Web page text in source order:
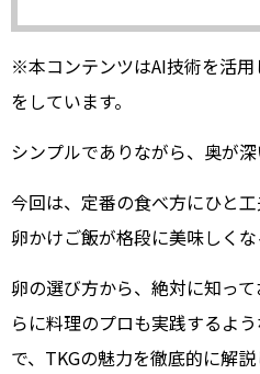
※本コンテンツはAI技術を活
をしています。
シンプルでありながら、奥が深
今回は、定番の食べ方にひと
卵かけご飯が格段に美味しくな
卵の選び方から、絶対に知っ
らに料理のプロも実践するよ
で、TKGの魅力を徹底的に解説